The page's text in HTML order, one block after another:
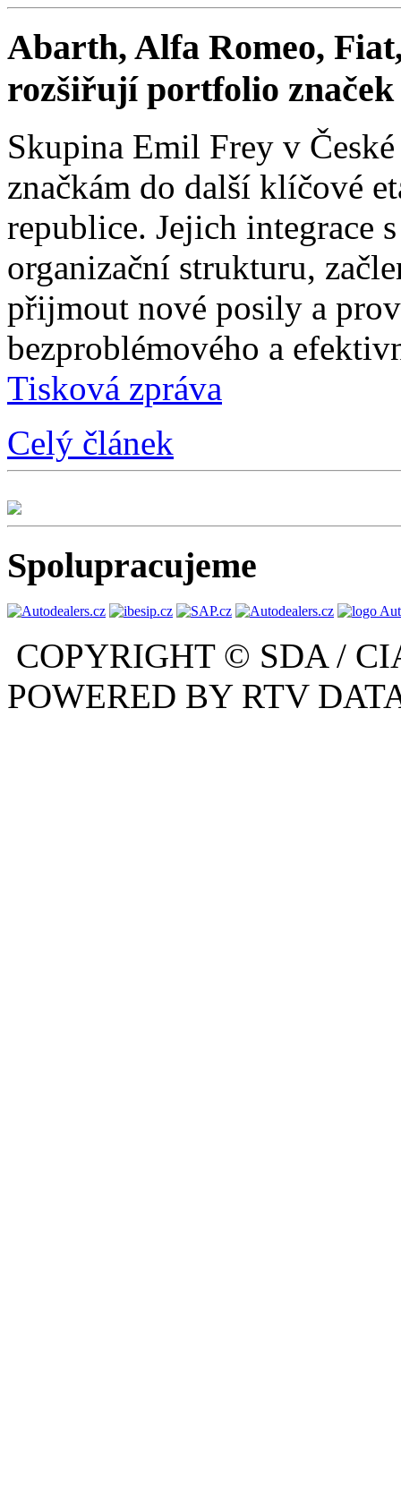
Abarth, Alfa Romeo,
rozšiřují portfolio
Skupina Emil Frey v
značkám do další klíčové
republice. Jejich integrace
organizační strukturu,
přijmout nové posily a
bezproblémového a
Tisková zpráva
Celý článek
Spolupracujeme
COPYRIGHT © SDA /
POWERED BY RTV